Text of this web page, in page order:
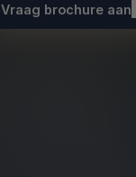
Vraag brochure aan